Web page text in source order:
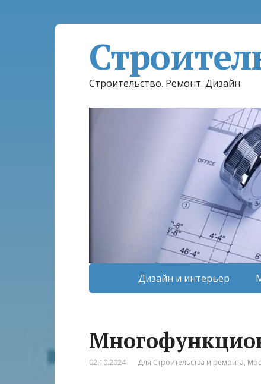
Строительство. Ремонт. Дизайн
Дизайн и интерьер
02.10.2024 Для Строительства и ремонта,